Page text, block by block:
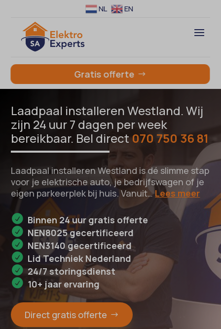
NL EN
Gratis offerte
Laadpaal installeren Westland. Wij
zijn 24 uur 7 dagen per week
bereikbaar. Bel direct070 750 36 81
Laadpaal installeren Westland is dé slimme stap
voor je elektrische auto, je bedrijfswagen of je
eigen parkeerplek bij huis. Vanuit…Lees meer
Binnen 24 uur gratis offerte
NEN8025 gecertificeerd
NEN3140 gecertificeerd
Lid Techniek Nederland
24/7 storingsdienst
10+ jaar ervaring
Direct gratis offerte